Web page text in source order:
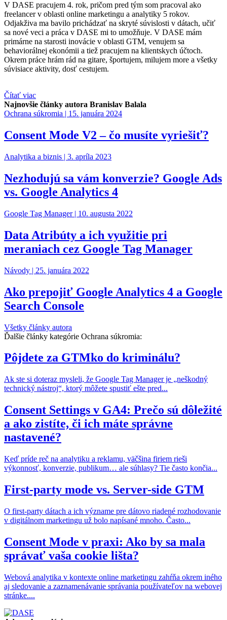
V DASE pracujem 4. rok, pričom pred tým som pracoval ako
freelancer v oblasti online marketingu a analytiky 5 rokov.
Odjakživa ma bavilo prichádzať na skryté súvislosti v dátach, učiť
sa nové veci a práca v DASE mi to umožňuje. V DASE mám
primárne na starosti inovácie v oblasti GTM, venujem sa
behaviorálnej ekonómii a tiež pracujem na klientskych účtoch.
Okrem práce hrám rád na gitare, športujem, milujem more a všetky
súvisiace aktivity, dosť cestujem.
Čítať viac
Najnovšie články autora Branislav Balala
Ochrana súkromia | 15. januára 2024
Consent Mode V2 – čo musíte vyriešiť?
Analytika a biznis | 3. apríla 2023
Nezhodujú sa vám konverzie? Google Ads
vs. Google Analytics 4
Google Tag Manager | 10. augusta 2022
Data Atribúty a ich využitie pri
meraniach cez Google Tag Manager
Návody | 25. januára 2022
Ako prepojiť Google Analytics 4 a Google
Search Console
Všetky články autora
Ďalšie články kategórie Ochrana súkromia:
Pôjdete za GTMko do kriminálu?
Ak ste si doteraz mysleli, že Google Tag Manager je „neškodný
technický nástroj“, ktorý môžete spustiť ešte pred...
Consent Settings v GA4: Prečo sú dôležité
a ako zistíte, či ich máte správne
nastavené?
Keď príde reč na analytiku a reklamu, väčšina firiem rieši
výkonnosť, konverzie, publikum… ale súhlasy? Tie často končia...
First-party mode vs. Server-side GTM
O first-party dátach a ich význame pre dátovo riadené rozhodovanie
v digitálnom marketingu už bolo napísané mnoho. Často...
Consent Mode v praxi: Ako by sa mala
správať vaša cookie lišta?
Webová analytika v kontexte online marketingu zahŕňa okrem iného
aj sledovanie a zaznamenávanie správania používateľov na webovej
stránke....